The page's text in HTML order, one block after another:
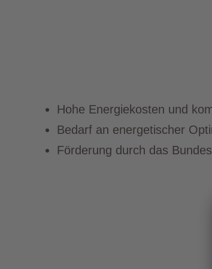
Hohe Energiekosten und
Bedarf an energetischer
Förderung durch das